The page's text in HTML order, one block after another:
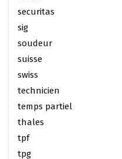
securitas
sig
soudeur
suisse
swiss
technicien
temps partiel
thales
tpf
tpg